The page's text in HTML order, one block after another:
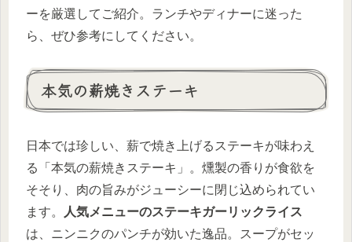
ーを厳選してご紹介。ランチやディナーに迷った
ら、ぜひ参考にしてください。
本気の薪焼きステーキ
日本では珍しい、薪で焼き上げるステーキが味わえ
る「本気の薪焼きステーキ」。燻製の香りが食欲を
そそり、肉の旨みがジューシーに閉じ込められてい
ます。
人気メニューのステーキガーリックライス
は、ニンニクのパンチが効いた逸品。スープがセッ